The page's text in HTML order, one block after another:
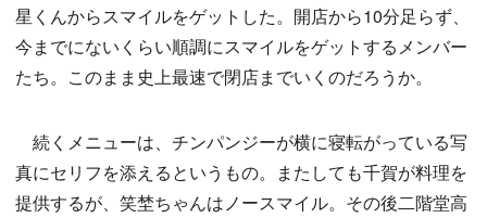
星くんからスマイルをゲットした。開店から10分足らず、
今までにないくらい順調にスマイルをゲットするメンバー
たち。このまま史上最速で閉店までいくのだろうか。
続くメニューは、チンパンジーが横に寝転がっている写
真にセリフを添えるというもの。またしても千賀が料理を
提供するが、笑埜ちゃんはノースマイル。その後二階堂高